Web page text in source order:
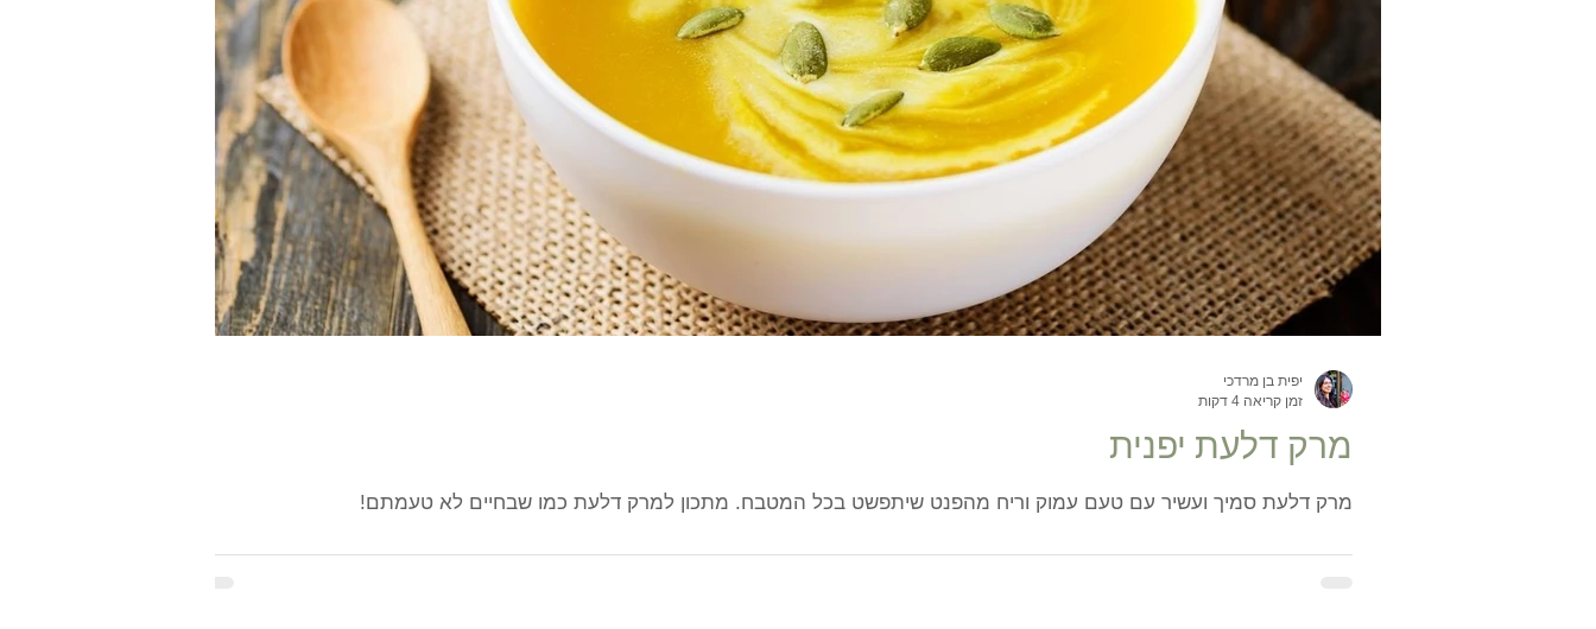
מרק דלעת יפנית
מרק דלעת סמיך ועשיר עם טעם עמוק וריח מהפנט שיתפשט בכל המטבח. מתכון למרק דלעת כמו שבחיים לא טעמתם!
יפית בן מרדכי
זמן קריאה 4 דקות